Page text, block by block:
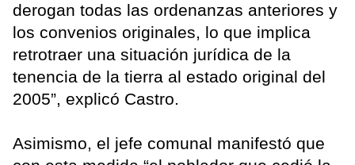
derogan todas las ordenanzas anteriores y
los convenios originales, lo que implica
retrotraer una situación jurídica de la
tenencia de la tierra al estado original del
2005”, explicó Castro.
Asimismo, el jefe comunal manifestó que